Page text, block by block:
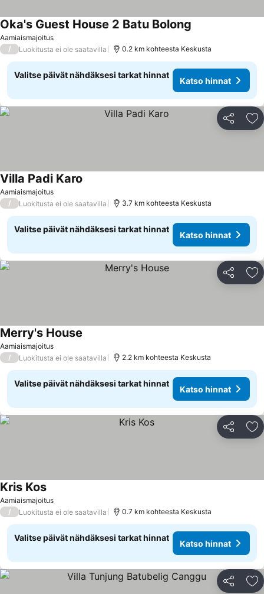
Aamiaismajoitus
Oka's Guest House 2 Batu Bolong
/ Luokitusta ei ole saatavilla 0.2 km kohteesta Keskusta
Valitse päivät nähdäksesi tarkat hinnat
Katso hinnat
Jaa
Aamiaismajoitus
Villa Padi Karo
/ Luokitusta ei ole saatavilla 3.7 km kohteesta Keskusta
Valitse päivät nähdäksesi tarkat hinnat
Katso hinnat
Jaa
Aamiaismajoitus
Merry's House
/ Luokitusta ei ole saatavilla 2.2 km kohteesta Keskusta
Valitse päivät nähdäksesi tarkat hinnat
Katso hinnat
Jaa
Aamiaismajoitus
Kris Kos
/ Luokitusta ei ole saatavilla 0.7 km kohteesta Keskusta
Valitse päivät nähdäksesi tarkat hinnat
Katso hinnat
Jaa